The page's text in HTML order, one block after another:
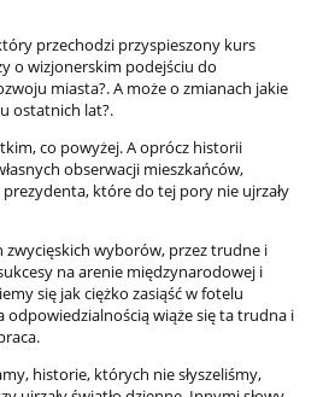
przechodzi przyspieszony kurs
o wizjonerskim podejściu do
miasta?. A może o zmianach jakie
ostatnich lat?.
co powyżej. A oprócz historii
obserwacji mieszkańców,
które do tej pory nie ujrzały
zwycięskich wyborów, przez trudne i
na arenie międzynarodowej i
się jak ciężko zasiąść w fotelu
odpowiedzialnością wiąże się ta trudna i
historie, których nie słyszeliśmy,